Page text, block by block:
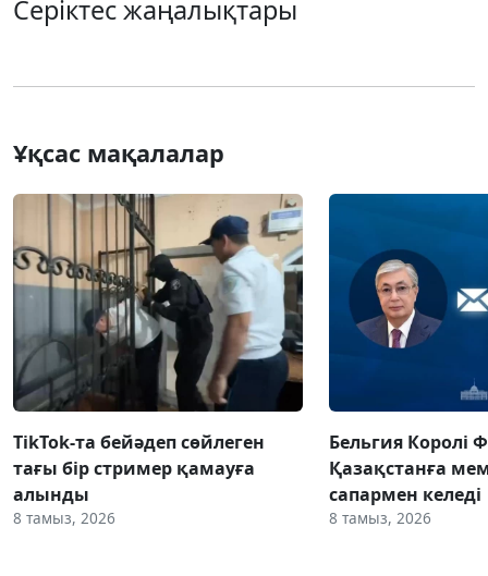
Серіктес жаңалықтары
Ұқсас мақалалар
TikTok-та бейәдеп сөйлеген
тағы бір стример қамауға
алынды
8 тамыз, 2026
Бельгия Королі
Қазақстанға
сапармен келеді
8 тамыз, 2026